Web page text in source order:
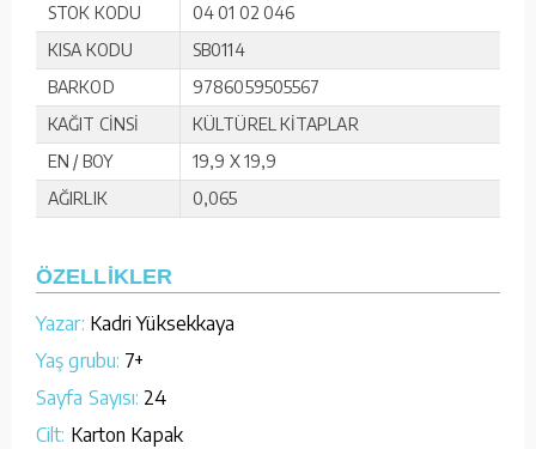
STOK KODU
04 01 02 046
KISA KODU
SB0114
BARKOD
9786059505567
KAĞIT CİNSİ
KÜLTÜREL KİTAPLAR
EN / BOY
19,9 X 19,9
AĞIRLIK
0,065
ÖZELLİKLER
Yazar: Kadri Yüksekkaya
Yaş grubu: 7+
Sayfa Sayısı: 24
Cilt: Karton Kapak